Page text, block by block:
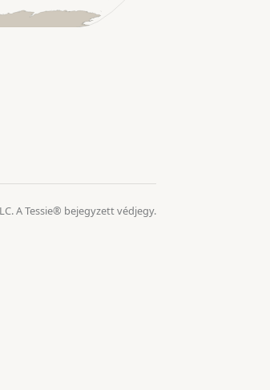
A Tessie® bejegyzett védjegy.